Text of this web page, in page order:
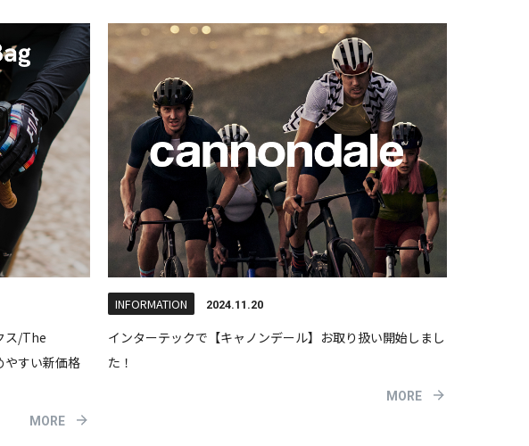
ス/The
すい新価格
MORE
INFORMATION 2024.11.20
インターテックで【キャノンデール】お取り扱い開始しまし
た！
MORE